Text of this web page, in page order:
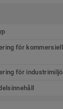
för kommersiell
för industrimiljö